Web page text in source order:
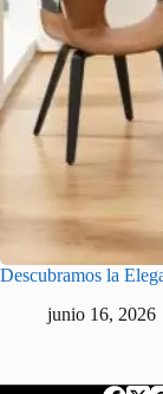
Descubramos la
junio 16, 2026